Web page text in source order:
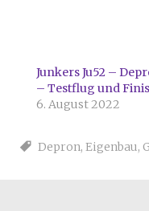
Junkers Ju52 –
– Testflug und
6. August 2022
Depron, Eigenbau,